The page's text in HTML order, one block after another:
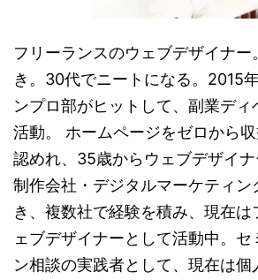
フリーランスのウェブデザイナ
き。30代でニートになる。2015
ンプロ部がヒットして、副業ディ
活動。 ホームページをゼロから
認めれ、35歳からウェブデザイ
制作会社・デジタルマーケティン
き、複数社で経験を積み、現在は
ェブデザイナーとして活動中。セ
ン相談の実践者として、現在は個